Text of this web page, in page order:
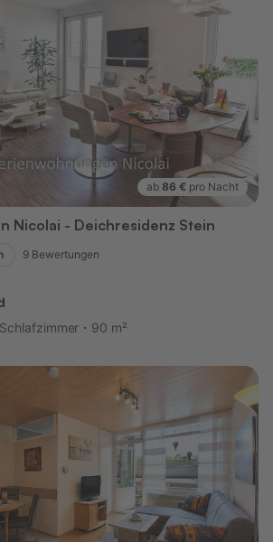
ab 86 € pro Nacht
Nicolai - Deichresidenz Stein
9 Bewertungen
90 m²